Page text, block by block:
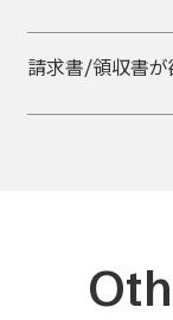
請求書/領収書が